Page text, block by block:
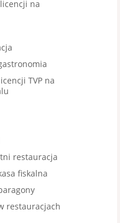
na
TVP na
restauracja
fiskalna
restauracjach